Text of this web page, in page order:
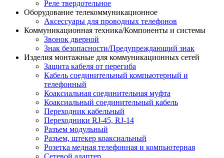
Реле твердотельное
Оборудование телекоммуникационное
Аксессуары для проводных телефонов
Коммуникационная техника/Компоненты и системы
Звонок дверной
Знак безопасности/Предупреждающий знак
Изделия монтажные для коммуникационных сетей
Защита кабеля от перегиба
Кабель соединительный компьютерный и
телефонный
Коаксиальная соединительная муфта
Коаксиальный соединительный кабель
Переходник кабельный
Переходники RJ-45, RJ-14
Разъем модульный
Разъем, штекер коаксиальный
Розетка медная телефонная и компьютерная
Сетевой адаптер